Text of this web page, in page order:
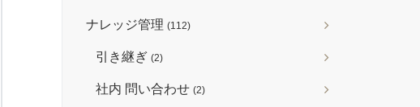
ナレッジ管理 (112)
引き継ぎ (2)
社内 問い合わせ (2)